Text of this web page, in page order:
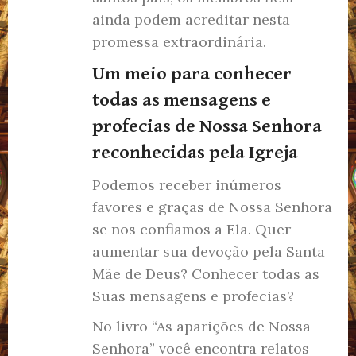
ainda podem acreditar nesta
promessa extraordinária.
Um meio para conhecer
todas as mensagens e
profecias de Nossa Senhora
reconhecidas pela Igreja
Podemos receber inúmeros
favores e graças de Nossa Senhora
se nos confiamos a Ela. Quer
aumentar sua devoção pela Santa
Mãe de Deus? Conhecer todas as
Suas mensagens e profecias?
No livro “As aparições de Nossa
Senhora” você encontra relatos